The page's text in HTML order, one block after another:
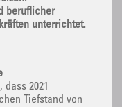
beruflicher
unterrichtet.
2021
Tiefstand von